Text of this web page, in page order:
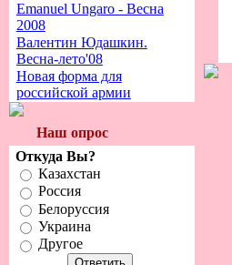
Emanuel Ungaro - Весна
2008
Валентин Юдашкин.
Весна-лето'08
Новая форма для
российской армии
Наш опрос
Откуда Вы?
Казахстан
Россия
Белоруссия
Украина
Другое